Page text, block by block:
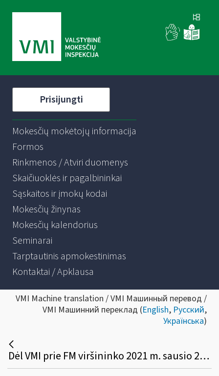
Prisijungti
Mokesčių mokėtojų informacija
Formos
Rinkmenos / Atviri duomenys
Skaičiuoklės ir pagalbininkai
Sąskaitos ir įmokų kodai
Mokesčių žinynas
Mokesčių kalendorius
Seminarai
Tarptautinis apmokestinimas
Kontaktai / Apklausa
VMI Machine translation / VMI Машинный перевод /
VMI Машинний переклад (English, Русский,
Українська)
Dėl VMI prie FM viršininko 2021 m. sausio 20 d. įsakymo Nr. VA-3 „Dėl Savarankiškai dirbančių asmenų, pripažintų nukentėjusiais nuo ekstremaliosios situacijos ir karantino, kurio metu Lietuvos Respublikos Vyriausybė nustato ūkinės veiklos apribojimus, sąrašo sudarymo kriterijų tvarkos aprašo patvirtinimo“ pripažinimo netekusiu galios